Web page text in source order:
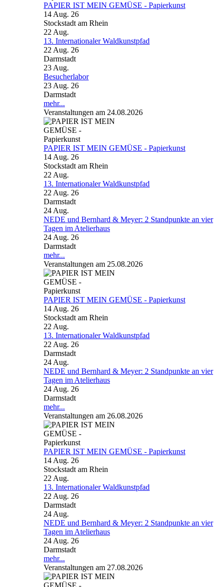
PAPIER IST MEIN GEMÜSE - Papierkunst
14 Aug. 26
Stockstadt am Rhein
22 Aug.
13. Internationaler Waldkunstpfad
22 Aug. 26
Darmstadt
23 Aug.
Besucherlabor
23 Aug. 26
Darmstadt
mehr...
Veranstaltungen am 24.08.2026
PAPIER IST MEIN GEMÜSE - Papierkunst
14 Aug. 26
Stockstadt am Rhein
22 Aug.
13. Internationaler Waldkunstpfad
22 Aug. 26
Darmstadt
24 Aug.
NEDE und Bernhard & Meyer: 2 Standpunkte an vier
Tagen im Atelierhaus
24 Aug. 26
Darmstadt
mehr...
Veranstaltungen am 25.08.2026
PAPIER IST MEIN GEMÜSE - Papierkunst
14 Aug. 26
Stockstadt am Rhein
22 Aug.
13. Internationaler Waldkunstpfad
22 Aug. 26
Darmstadt
24 Aug.
NEDE und Bernhard & Meyer: 2 Standpunkte an vier
Tagen im Atelierhaus
24 Aug. 26
Darmstadt
mehr...
Veranstaltungen am 26.08.2026
PAPIER IST MEIN GEMÜSE - Papierkunst
14 Aug. 26
Stockstadt am Rhein
22 Aug.
13. Internationaler Waldkunstpfad
22 Aug. 26
Darmstadt
24 Aug.
NEDE und Bernhard & Meyer: 2 Standpunkte an vier
Tagen im Atelierhaus
24 Aug. 26
Darmstadt
mehr...
Veranstaltungen am 27.08.2026